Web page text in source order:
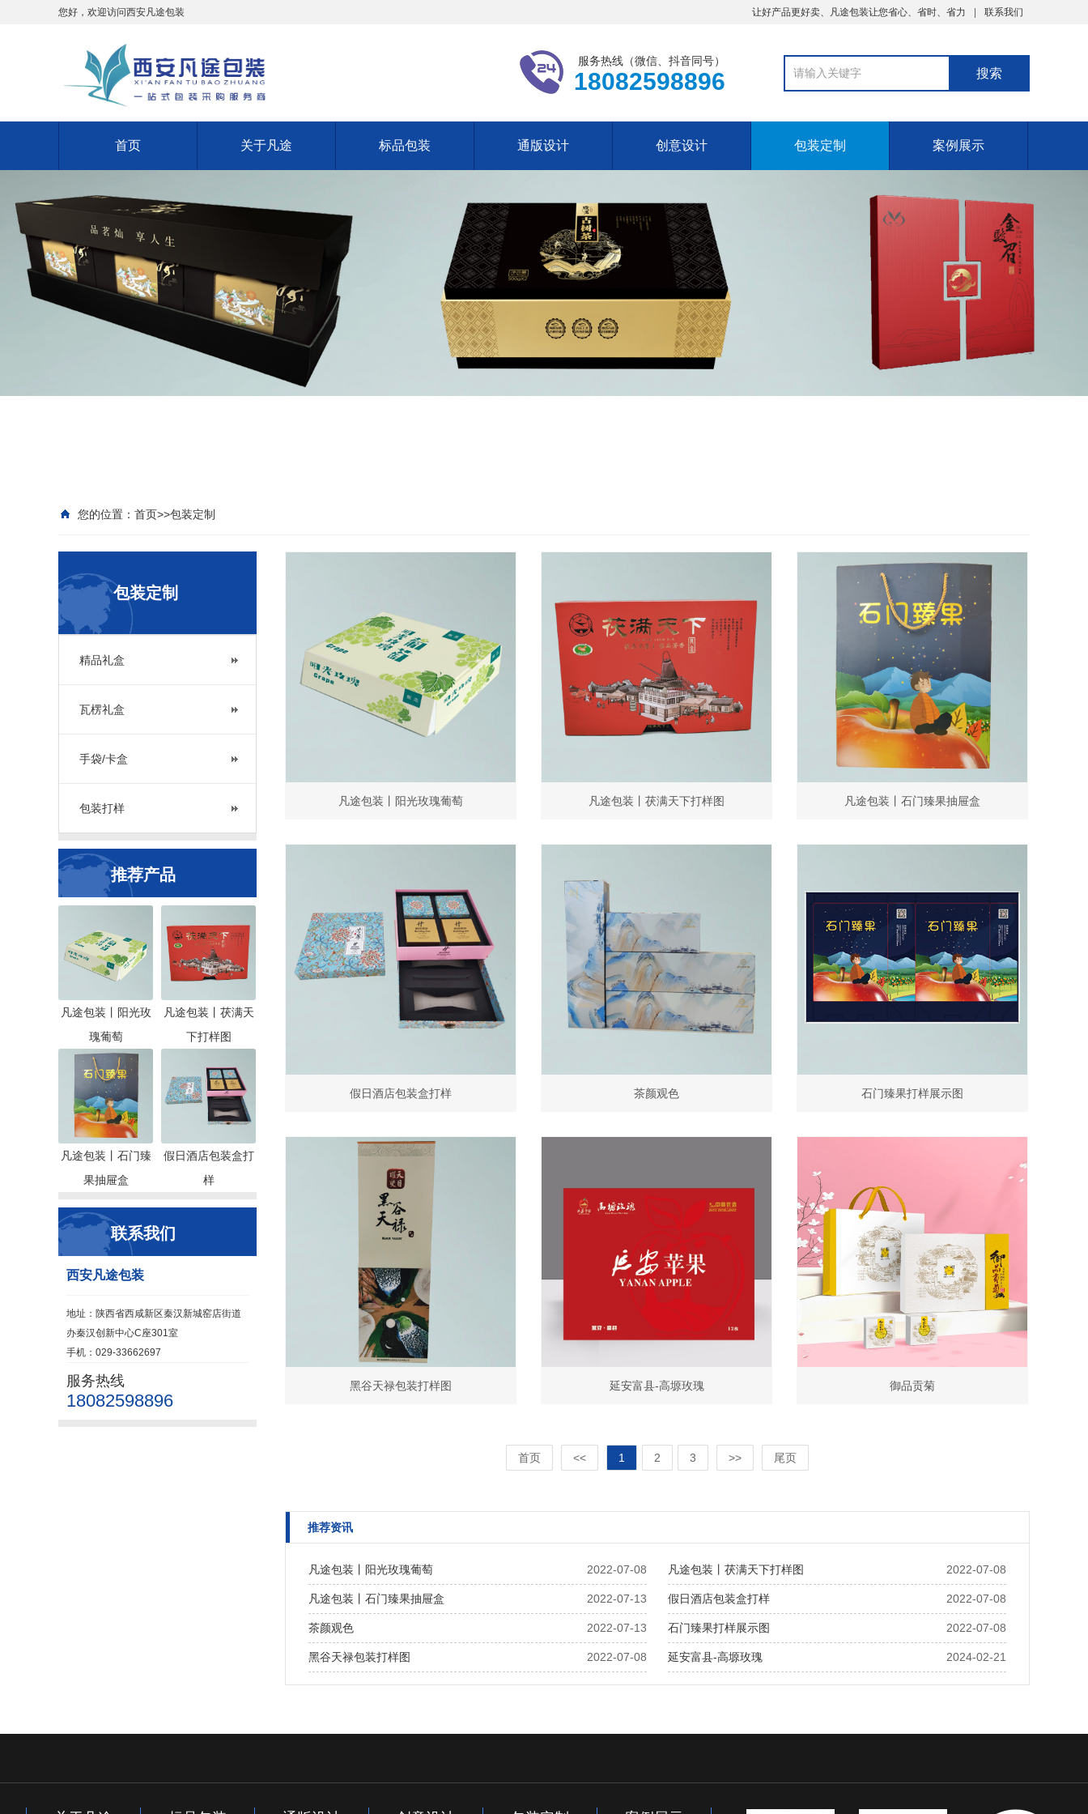
您好，欢迎访问西安凡途包装 让好产品更好卖、凡途包装让您省心、省时、省力 联系我们
服务热线（微信、抖音同号）
18082598896
首页 关于凡途 标品包装 通版设计 创意设计 包装定制 案例展示
您的位置： 首页>>包装定制
包装定制
精品礼盒
瓦楞礼盒
手袋/卡盒
包装打样
推荐产品
凡途包装丨阳光玫
瑰葡萄
凡途包装丨茯满天
下打样图
凡途包装丨石门臻
果抽屉盒
假日酒店包装盒打
样
联系我们
西安凡途包装
地址：陕西省西咸新区秦汉新城窑店街道
办秦汉创新中心C座301室
手机：029-33662697
服务热线
18082598896
凡途包装丨阳光玫瑰葡萄 凡途包装丨茯满天下打样图 凡途包装丨石门臻果抽屉盒
假日酒店包装盒打样 茶颜观色 石门臻果打样展示图
黑谷天禄包装打样图 延安富县-高塬玫瑰 御品贡菊
首页 << 1 2 3 >> 尾页
推荐资讯
2022-07-08
凡途包装丨阳光玫瑰葡萄 2022-07-08
凡途包装丨茯满天下打样图
2022-07-13
凡途包装丨石门臻果抽屉盒 2022-07-08
假日酒店包装盒打样
2022-07-13
茶颜观色 2022-07-08
石门臻果打样展示图
2022-07-08
黑谷天禄包装打样图 2024-02-21
延安富县-高塬玫瑰